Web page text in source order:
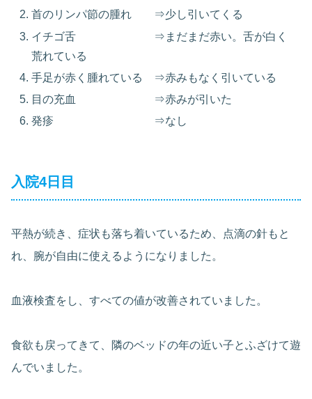
首のリンパ節の腫れ ⇒少し引いてくる
イチゴ舌 ⇒まだまだ赤い。舌が白く
荒れている
手足が赤く腫れている ⇒赤みもなく引いている
目の充血 ⇒赤みが引いた
発疹 ⇒なし
入院4日目
平熱が続き、症状も落ち着いているため、点滴の針もと
れ、腕が自由に使えるようになりました。
血液検査をし、すべての値が改善されていました。
食欲も戻ってきて、隣のベッドの年の近い子とふざけて遊
んでいました。